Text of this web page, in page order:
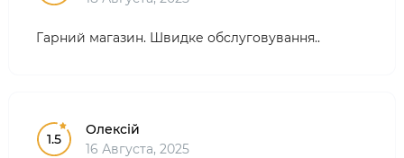
Гарний магазин. Швидке обслуговування..
1.5
Олексій
16 Августа, 2025